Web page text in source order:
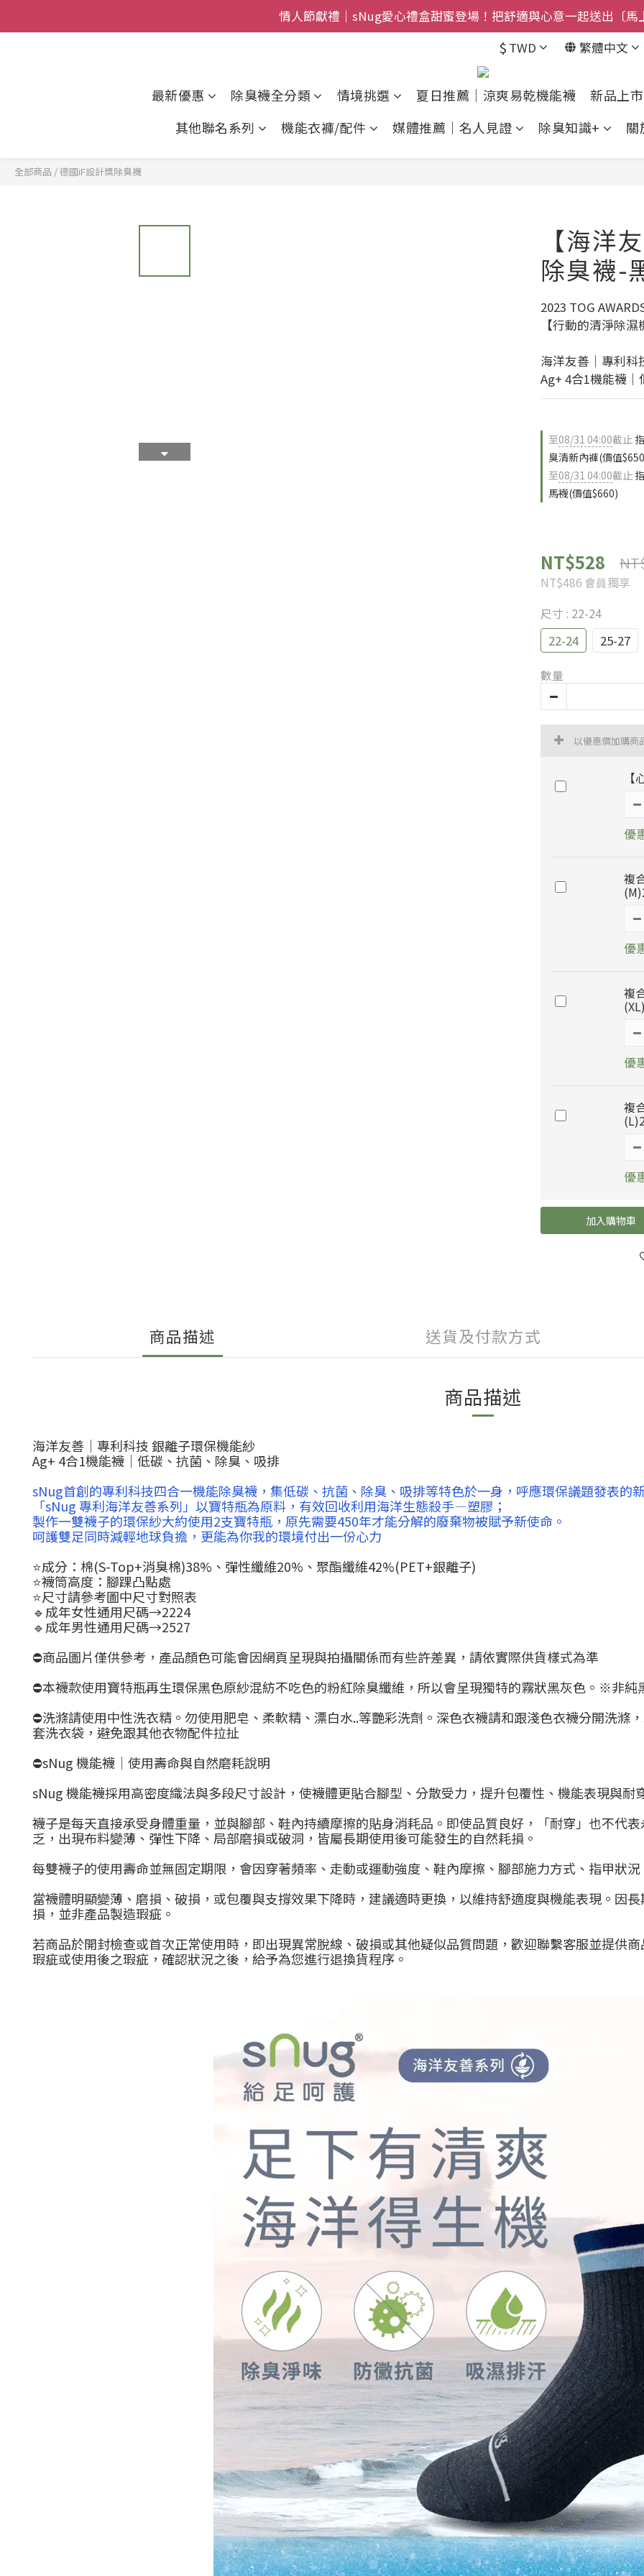
全館$800免運｜任搭８折起｜滿額再送新品-悠哉斑馬襪〔立即
父親節禮盒登場｜把舒適送進爸爸的每一天，日夜呵護一次備好〔馬
全館$800免運｜任搭８折起｜滿額再送新品-悠哉斑馬襪〔立即
$ TWD 繁體中文
最新優惠 除臭襪全分類 情境挑選 夏日推薦｜涼爽易乾機能襪 新品上
其他聯名系列
機能衣褲/配件 媒體推薦｜名人見證 除臭知識+ 關
全部商品 /德國iF設計獎除臭襪
【海洋
除臭襪-
2023 TOG
【行動的清淨除
海洋友善｜專利科
Ag+ 4合1機能襪
至08/31 04:00截止
臭清新內褲(價值
至08/31 04:00截止
馬襪(價值$660)
NT$528
NT$486 會員獨享
尺寸 : 22-24
22-24 25-27
數量
以優惠價加購商
優
複
優
複
優
複
優
加入購物車
商品描述 送貨及付款方式
商品描述
海洋友善｜專利科技 銀離子環保機能紗
Ag+ 4合1機能襪｜低碳、抗菌、除臭、吸排
sNug首創的專利科技四合一機能除臭襪，集低碳、抗菌、除臭、吸排等特色於一身，呼應環保議題發表的
「sNug 專利海洋友善系列」以寶特瓶為原料，有效回收利用海洋生態殺手—塑膠；
製作一雙襪子的環保紗大約使用2支寶特瓶，原先需要450年才能分解的廢棄物被賦予新使命。
呵護雙足同時減輕地球負擔，更能為你我的環境付出一份心力
⭐️成分：棉(S-Top+消臭棉)38%、彈性纖維20%、聚酯纖維42%(PET+銀離子)
⭐️襪筒高度：腳踝凸點處
⭐️尺寸請參考圖中尺寸對照表
🔹成年女性通用尺碼→2224
🔹成年男性通用尺碼→2527
⛔商品圖片僅供參考，產品顏色可能會因網頁呈現與拍攝關係而有些許差異，請依實際供貨樣式為準
⛔本襪款使用寶特瓶再生環保黑色原紗混紡不吃色的粉紅除臭纖維，所以會呈現獨特的霧狀黑灰色。※非純
⛔洗滌請使用中性洗衣精。勿使用肥皂、柔軟精、漂白水..等艷彩洗劑。深色衣襪請和跟淺色衣襪分開洗滌
套洗衣袋，避免跟其他衣物配件拉扯
⛔sNug 機能襪｜使用壽命與自然磨耗說明
sNug 機能襪採用高密度織法與多段尺寸設計，使襪體更貼合腳型、分散受力，提升包覆性、機能表現與耐
襪子是每天直接承受身體重量，並與腳部、鞋內持續摩擦的貼身消耗品。即使品質良好，「耐穿」也不代
乏，出現布料變薄、彈性下降、局部磨損或破洞，皆屬長期使用後可能發生的自然耗損。
每雙襪子的使用壽命並無固定期限，會因穿著頻率、走動或運動強度、鞋內摩擦、腳部施力方式、指甲狀
當襪體明顯變薄、磨損、破損，或包覆與支撐效果下降時，建議適時更換，以維持舒適度與機能表現。因
損，並非產品製造瑕疵。
若商品於開封檢查或首次正常使用時，即出現異常脫線、破損或其他疑似品質問題，歡迎聯繫客服並提供
瑕疵或使用後之瑕疵，確認狀況之後，給予為您進行退換貨程序。